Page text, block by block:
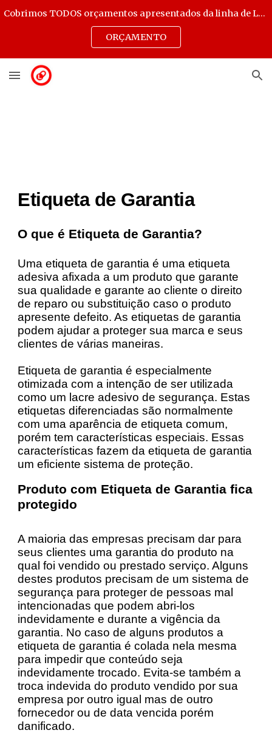
Cobrimos TODOS orçamentos apresentados da linha de Lacres Destrutíveis, Transparentes e Selos de Autenticidade.
ORÇAMENTO
Etiqueta de Garantia
O que é Etiqueta de Garantia?
Uma etiqueta de garantia é uma etiqueta
adesiva afixada a um produto que garante
sua qualidade e garante ao cliente o direito
de reparo ou substituição caso o produto
apresente defeito. As etiquetas de garantia
podem ajudar a proteger sua marca e seus
clientes de várias maneiras.
Etiqueta de garantia é especialmente
otimizada com a intenção de ser utilizada
como um lacre adesivo de segurança. Estas
etiquetas diferenciadas são normalmente
com uma aparência de etiqueta comum,
porém tem características especiais. Essas
características fazem da etiqueta de garantia
um eficiente sistema de proteção.
Produto com Etiqueta de Garantia fica
protegido
A maioria das empresas precisam dar para
seus clientes uma garantia do produto na
qual foi vendido ou prestado serviço. Alguns
destes produtos precisam de um sistema de
segurança para proteger de pessoas mal
intencionadas que podem abri-los
indevidamente e durante a vigência da
garantia. No caso de alguns produtos a
etiqueta de garantia é colada nela mesma
para impedir que conteúdo seja
indevidamente trocado. Evita-se também a
troca indevida do produto vendido por sua
empresa por outro igual mas de outro
fornecedor ou de data vencida porém
danificado.